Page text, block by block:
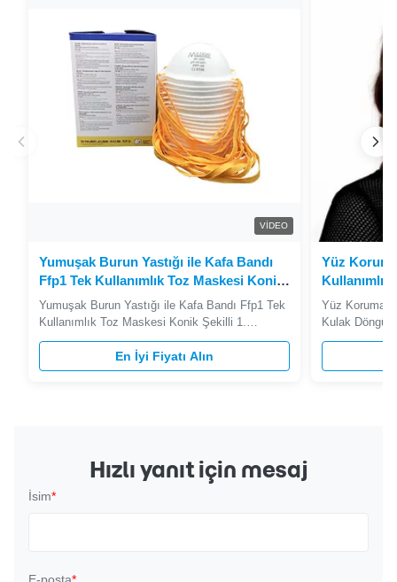
VIDEO
Yumuşak Burun Yastığı ile Kafa Bandı
Ffp1 Tek Kullanımlık Toz Maskesi Konik
Şekilli
Yumuşak Burun Yastığı ile Kafa Bandı Ffp1 Tek
Kullanımlık Toz Maskesi Konik Şekilli 1.
Açıklamalar Ayarlanabilir alüminyum burun
klipsli FFP1 Toz Maskesi, daha fazla
sızdırmazlık sağlar. Katı ve sıvı aerosolleri
En İyi Fiyatı Alın
Yüz
Toz 65 Gsm
Yüz
Kulak Döngü
Açıklaması:
köprüsü: Yüz
Hızlı yanıt için mesaj
İsim*